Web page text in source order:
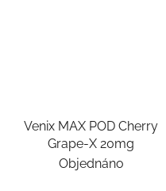
Venix MAX POD Cherry
Grape-X 20mg
Objednáno